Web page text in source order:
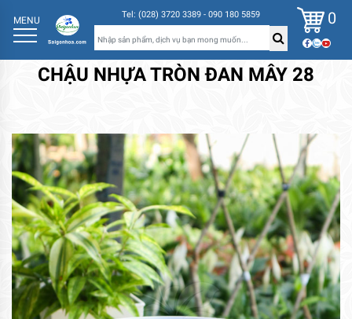
MENU Tel: (028) 3720 3389 - 090 180 5859 0
CHẬU NHỰA TRÒN ĐAN MÂY 28